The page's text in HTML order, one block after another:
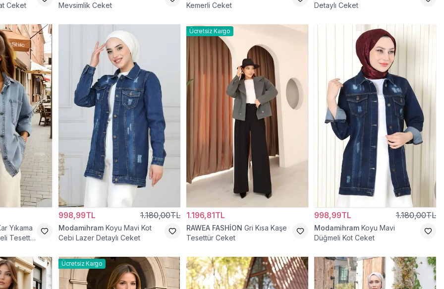
Ceket
Mevsimlik Ceket
Kemerli Ceket
Detaylı Ceket
Yıkama
Tesettür
998,99TL 1.180,00TL
Modamihram Koyu Mavi Kot
Cebi Lazer Detaylı Ceket
Ücretsiz Kargo
1.196,81TL
RAWEA FASHİON Gri Kısa Kaşe
Tesettür Ceket
998,99TL 1.180,00TL
Modamihram Koyu Mavi
Düğmeli Kot Ceket
Ücretsiz Kargo